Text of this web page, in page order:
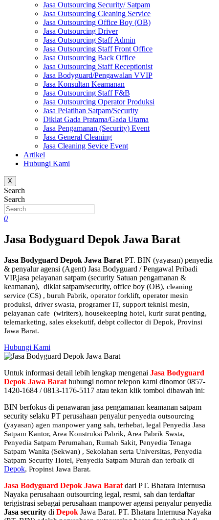
Jasa Outsourcing Security/ Satpam
Jasa Outsourcing Cleaning Service
Jasa Outsourcing Office Boy (OB)
Jasa Outsourcing Driver
Jasa Outsourcing Staff Admin
Jasa Outsourcing Staff Front Office
Jasa Outsourcing Back Office
Jasa Outsourcing Staff Receptionist
Jasa Bodyguard/Pengawalan VVIP
Jasa Konsultan Keamanan
Jasa Outsourcing Staff F&B
Jasa Outsourcing Operator Produksi
Jasa Pelatihan Satpam/Security
Diklat Gada Pratama/Gada Utama
Jasa Pengamanan (Security) Event
Jasa General Cleaning
Jasa Cleaning Sevice Event
Artikel
Hubungi Kami
X
Search
Search
0
Jasa Bodyguard Depok Jawa Barat
Jasa Bodyguard Depok Jawa Barat PT. BIN (yayasan) penyedia
& penyalur agensi (Agent) Jasa Bodyguard / Pengawal Pribadi
VIP,jasa pelayanan satpam (security Satuan pengamanan &
keamanan), diklat satpam/security, office boy (OB), cleaning
service (CS) , buruh Pabrik, operator forklift, operator mesin
produksi, driver swasta, programer IT, support teknisi mesin,
pelayanan cafe (wiriters), housekeeping hotel, kurir surat penting,
telemarketing, sales eksekutif, debpt collector di Depok, Provinsi
Jawa Barat.
Hubungi Kami
Untuk informasi detail lebih lengkap mengenai Jasa Bodyguard
Depok Jawa Barat hubungi nomor telepon kami dinomor 0857-
1420-1684 / 0813-1176-5117 atau tekan klik tombol dibawah ini:
BIN berfokus di penawaran jasa pengamanan keamanan satpam
security selaku PT perusahaan penyalurpenyedia outsourcing
(yayasan) agen manpower yang sah, terhebat, legal Penyedia Jasa
Satpam Kantor, Area Konstruksi Pabrik, Area Pabrik Swsta,
Penyedia Satpam Perumahan, Rumah Sakit, Penyedia Tenaga
Satpam Wanita (Sekwan) , Sekolahan serta Universitas, Penyedia
Satpam Security Hotel, Penyedia Satpam Murah dan terbaik di
Depok, Propinsi Jawa Barat.
Jasa Bodyguard Depok Jawa Barat dari PT. Bhatara Internusa
Nayaka perusahaan outsourcing legal, resmi, sah dan terdaftar
terigistrasi sebagai perusahaan manpower agensi penyalur penyedia
Jasa security di Depok Jawa Barat. PT. Bhatara Internusa Nayaka